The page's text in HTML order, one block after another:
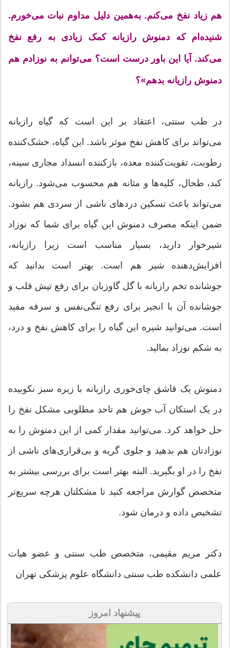
هم زیاد نفخ می‌کنم. به‌همین دلیل مداوم نبات می‌خورم.
شنیده‌ام که دمنوش رازیانه کمک زیادی به رفع نفخ
می‌کند. آیا این باور درست است؟ می‌توانم به نوزادم هم
دمنوش رازیانه بدهم»؟
در طب سنتی، اعتقاد بر این است که گیاه رازیانه
می‌تواند برای کاهش نفخ موثر باشد. این گیاه، خشک‌کننده
رطوبت، تقویت‌کننده معده،‌ بازکننده انسداد مجاری سینه،
کبد، طحال، کلیه‌ها و مثانه هم محسوب می‌شود. رازیانه
می‌تواند باعث تسکین دردهای ناشی از سردی هم بشود.
ضمن اینکه مصرف دمنوش این گیاه برای شما که نوزاد
شیرخوار دارید، بسیار مناسب است زیرا رازیانه،
افزایش‌دهنده شیر هم است. بهتر است بدانید که
جوشانده تخم رازیانه با گل گاوزبان برای رفع تپش قلب و
جوشانده آن با انجیر برای رفع تنگی‌نفس و سرفه مفید
است. می‌توانید شیره این گیاه را برای کاهش نفخ و درد،
به شکم نوزاد بمالید.
دمنوش یک قاشق چای‌خوری رازیانه با زیره سبز نکوبیده
در یک استکان آب جوش هم تاحد مطلوبی مشکل نفخ را
حل خواهد کرد. می‌توانید مقدار کمی از این دمنوش را به
نوزادتان هم بدهید و جلوی گریه و بی‌قراری‌های ناشی از
نفخ را در او بگیرید. البته بهتر است برای بررسی بیشتر به
متخصص گوارش مراجعه کنید تا مشکلتان هرچه سریع‌تر
تشخیص داده و درمان شود.
دکتر مریم مقیمی، متخصص طب سنتی و عضو هیات
علمی دانشکده طب سنتی دانشگاه علوم پزشکی تهران
پیشنهاد امروز